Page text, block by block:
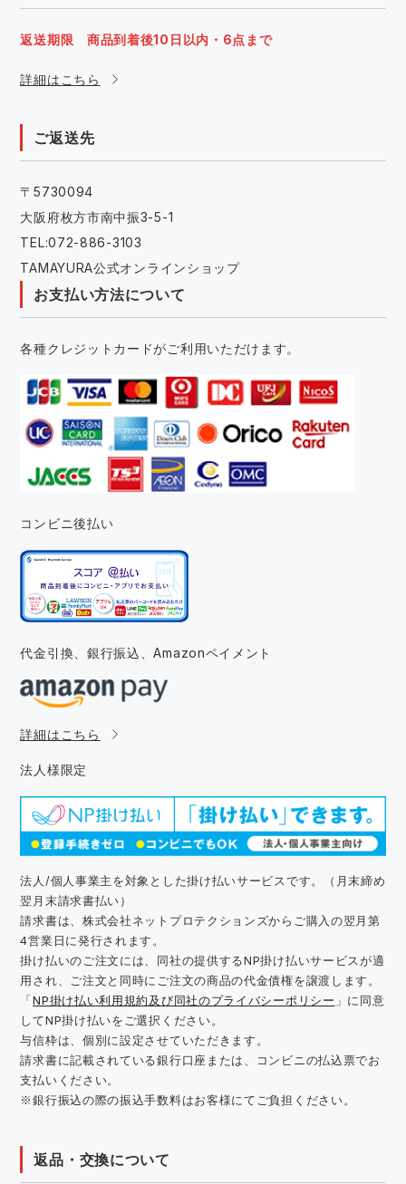
返送期限 商品到着後10日以内・6点まで
詳細はこちら
ご返送先
〒5730094
大阪府枚方市南中振3-5-1
TEL:072-886-3103
TAMAYURA公式オンラインショップ
お支払い方法について
各種クレジットカードがご利用いただけます。
コンビニ後払い
代金引換、銀行振込、Amazonペイメント
詳細はこちら
法人様限定
法人/個人事業主を対象とした掛け払いサービスです。（月末締め
翌月末請求書払い）
請求書は、株式会社ネットプロテクションズからご購入の翌月第
4営業日に発行されます。
掛け払いのご注文には、同社の提供するNP掛け払いサービスが適
用され、ご注文と同時にご注文の商品の代金債権を譲渡します。
「NP掛け払い利用規約及び同社のプライバシーポリシー 」に同意
してNP掛け払いをご選択ください。
与信枠は、個別に設定させていただきます。
請求書に記載されている銀行口座または、コンビニの払込票でお
支払いください。
※銀行振込の際の振込手数料はお客様にてご負担ください。
返品・交換について